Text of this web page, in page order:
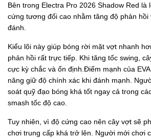
Bên trong Electra Pro 2026 Shadow Red là
cứng tương đối cao nhằm tăng độ phản hồi
đánh.
Kiểu lõi này giúp bóng rời mặt vợt nhanh
phản hồi rất trực tiếp. Khi tăng tốc swing,
cực kỳ chắc và ổn định.Điểm mạnh của
năng giữ độ chính xác khi đánh mạnh.
soát quỹ đạo bóng khá tốt ngay cả trong
smash tốc độ cao.
Tuy nhiên, vì độ cứng cao nên cây vợt sẽ
chơi trung cấp khá trở lên. Người mới chơi